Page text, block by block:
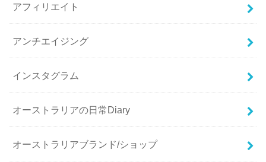
アフィリエイト
アンチエイジング
インスタグラム
オーストラリアの日常Diary
オーストラリアブランド/ショップ